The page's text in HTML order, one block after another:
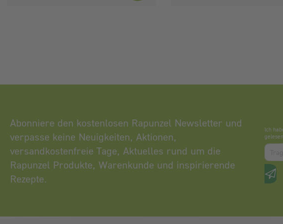
Abonniere den kostenlosen Rapunzel Newsletter und
verpasse keine Neuigkeiten, Aktionen,
versandkostenfreie Tage, Aktuelles rund um die
Rapunzel Produkte, Warenkunde und inspirierende
Rezepte.
Ich
Zum